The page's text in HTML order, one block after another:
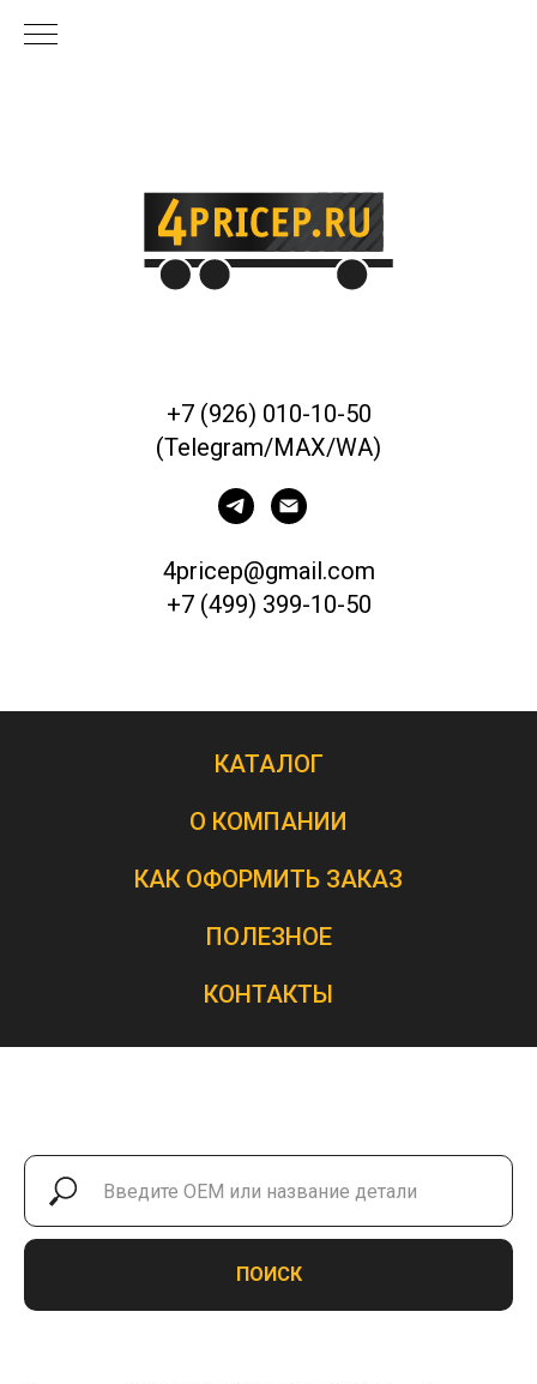
+7 (926) 010-10-50
(Telegram/MAX/WA)
4pricep@gmail.com
+7 (499) 399-10-50
КАТАЛОГ
О КОМПАНИИ
КАК ОФОРМИТЬ ЗАКАЗ
ПОЛЕЗНОЕ
КОНТАКТЫ
ПОИСК